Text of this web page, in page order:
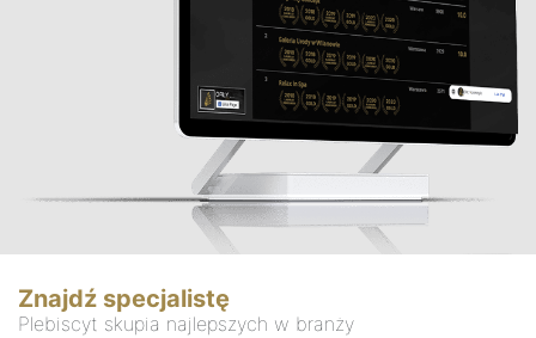
Znajdź specjalistę
Plebiscyt skupia najlepszych w branży